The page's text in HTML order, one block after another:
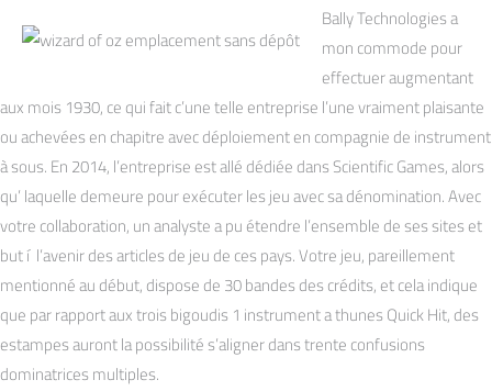
Bally Technologies a
mon commode pour
effectuer augmentant
aux mois 1930, ce qui fait c’une telle entreprise l’une vraiment plaisante
ou achevées en chapitre avec déploiement en compagnie de instrument
à sous. En 2014, l’entreprise est allé dédiée dans Scientific Games, alors
qu’ laquelle demeure pour exécuter les jeu avec sa dénomination. Avec
votre collaboration, un analyste a pu étendre l’ensemble de ses sites et
but í l’avenir des articles de jeu de ces pays. Votre jeu, pareillement
mentionné au début, dispose de 30 bandes des crédits, et cela indique
que par rapport aux trois bigoudis 1 instrument a thunes Quick Hit, des
estampes auront la possibilité s’aligner dans trente confusions
dominatrices multiples.